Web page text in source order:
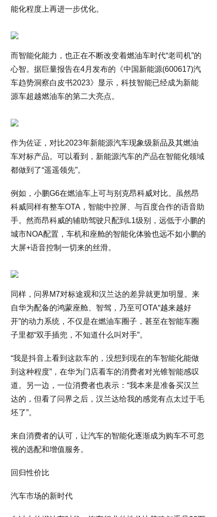
能化程度上再进一步优化。
而智能化能力，也正在不断改变着燃油车时代“老司机”的
心智。据巨量报告在4月发布的《中国新能源(600617)汽
车趋势洞察白皮书2023》显示，科技智能已经成为新能
源车超越燃油车的第二大亮点。
作为佐证，对比2023年新能源汽车现象级新品及其燃油
车对标产品。可以看到，新能源汽车的产品在智能化领域
都做到了“遥遥领先”。
例如，小鹏G6在燃油车上可与别克昂科威对比。虽然昂
科威同样有整车OTA，智能中控屏、与百度合作的语音助
手。然而昂科威的辅助驾驶只配到L1级别，远低于小鹏的
城市NOA配置，车机和座舱的智能化体验也远不如小鹏的
大屏+语音控制一切来的丝滑。
同样，问界M7对标途观和汉兰达的差异就更加明显。来
自华为配备的鸿蒙座舱、智驾，乃至可OTA“越来越好
开”的动力系统，不仅是在燃油车圈子，甚至在智能车圈
子里都“双手插兜，不知道什么叫对手”。
“我是抖音上看到这款车的，没想到现在的车智能化能做
到这种程度”，在华为门店看车的消费者对光锥智能感叹
道。另一边，一位消费者也表示：“我本来是准备买汉兰
达的，但看了问界之后，汉兰达给我的感觉有点太过于毛
坯了”。
来自消费者的认可，让汽车的智能化逐渐成为购车不可忽
视的选配和增值服务。
回归性价比
汽车市场的新时代